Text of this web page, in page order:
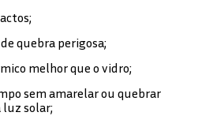
de quebra perigosa;
melhor que o vidro;
luz solar;